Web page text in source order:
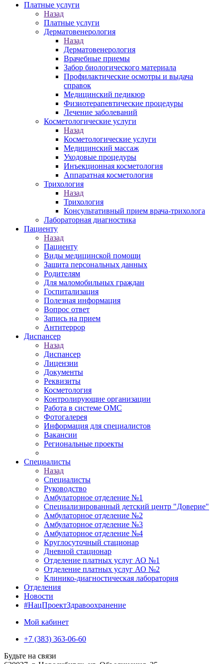
Платные услуги
Назад
Платные услуги
Дерматовенерология
Назад
Дерматовенерология
Врачебные приемы
Забор биологического материала
Профилактические осмотры и выдача
справок
Медицинский педикюр
Физиотерапевтические процедуры
Лечение заболеваний
Косметологические услуги
Назад
Косметологические услуги
Медицинский массаж
Уходовые процедуры
Инъекционная косметология
Аппаратная косметология
Трихология
Назад
Трихология
Консультативный прием врача-трихолога
Лабораторная диагностика
Пациенту
Назад
Пациенту
Виды медицинской помощи
Защита персональных данных
Родителям
Для маломобильных граждан
Госпитализация
Полезная информация
Вопрос ответ
Запись на прием
Антитеррор
Диспансер
Назад
Диспансер
Лицензии
Документы
Реквизиты
Косметология
Контролирующие организации
Работа в системе ОМС
Фотогалерея
Информация для специалистов
Вакансии
Региональные проекты
Специалисты
Назад
Специалисты
Руководство
Амбулаторное отделение №1
Специализированный детский центр "Доверие"
Амбулаторное отделение №2
Амбулаторное отделение №3
Амбулаторное отделение №4
Круглосуточный стационар
Дневной стационар
Отделение платных услуг АО №1
Отделение платных услуг АО №2
Клинико-диагностическая лаборатория
Отделения
Новости
#НацПроектЗдравоохранение
Мой кабинет
+7 (383) 363-06-60
Будьте на связи